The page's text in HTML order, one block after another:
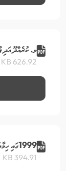
ޅ. ކުރެއްދޫ
626.92 KB
1999ގައި ހިމާޔަތް ކުރެވުނު 10 ޑައިވް ސައިޓް_އިންގްލިޝް
394.91 KB